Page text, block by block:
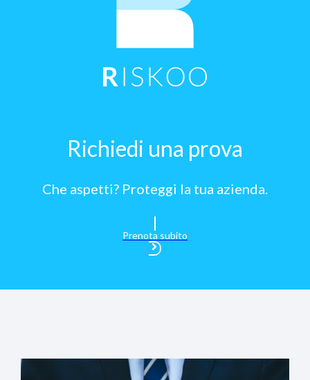
Richiedi una prova
Che aspetti? Proteggi la tua azienda.
Prenota subito